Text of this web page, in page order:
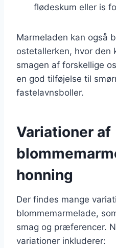
flødeskum eller is
Marmeladen kan også
ostetallerken, hvor den
smagen af forskellige
en god tilføjelse til
fastelavnsboller.
Variationer af
honning
Der findes mange
blommemarmelade,
smag og præferencer.
variationer inkluderer: